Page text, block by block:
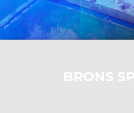
BRONS